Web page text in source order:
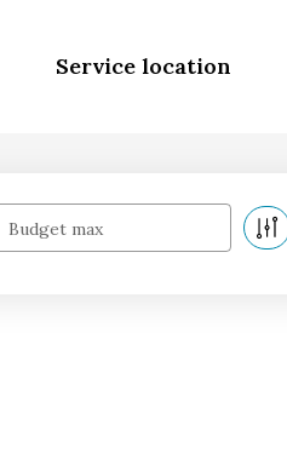
Service location
Budget max